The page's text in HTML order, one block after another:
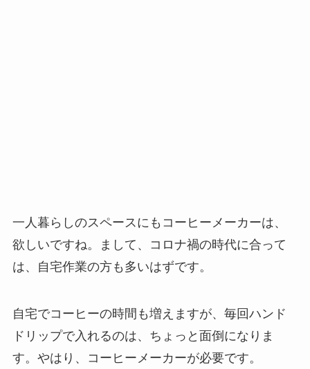
一人暮らしのスペースにもコーヒーメーカーは、
欲しいですね。まして、コロナ禍の時代に合って
は、自宅作業の方も多いはずです。
自宅でコーヒーの時間も増えますが、毎回ハンド
ドリップで入れるのは、ちょっと面倒になりま
す。やはり、コーヒーメーカーが必要です。